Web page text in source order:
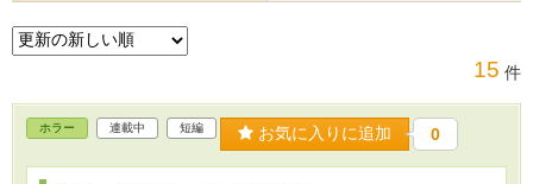
15 件
ホラー 連載中 短編 お気に入りに追加 0